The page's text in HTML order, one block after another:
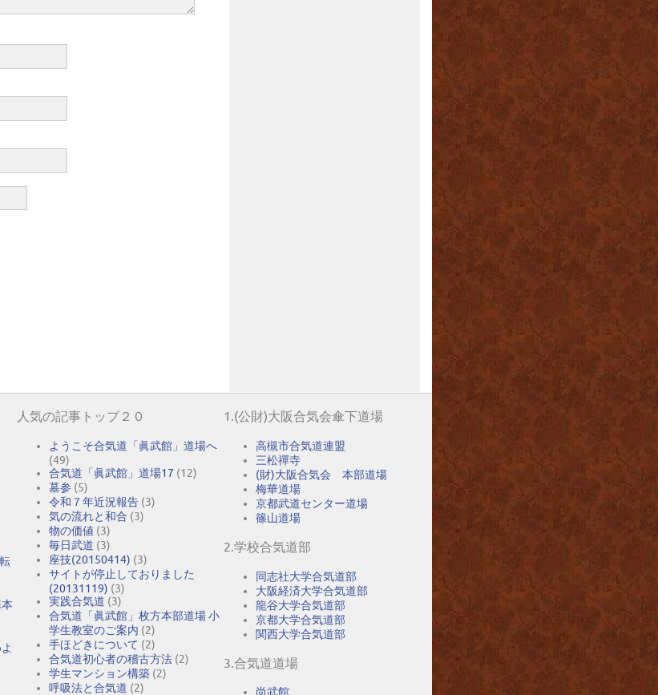
人気の記事トップ２０
ようこそ合気道「眞武館」道場へ
(49)
合気道「眞武館」道場17 (12)
墓参 (5)
令和７年近況報告 (3)
気の流れと和合 (3)
物の価値 (3)
毎日武道 (3)
座技(20150414) (3)
サイトが停止しておりました
(20131119) (3)
実践合気道 (3)
合気道「眞武館」枚方本部道場 小
学生教室のご案内 (2)
手ほどきについて (2)
合気道初心者の稽古方法 (2)
学生マンション構築 (2)
呼吸法と合気道 (2)
1.(公財)大阪合気会傘下道場
高槻市合気道連盟
三松禪寺
(財)大阪合気会 本部道場
梅華道場
京都武道センター道場
篠山道場
2.学校合気道部
同志社大学合気道部
大阪経済大学合気道部
龍谷大学合気道部
京都大学合気道部
関西大学合気道部
3.合気道道場
尚武館